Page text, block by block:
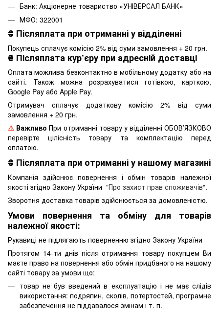
Банк: Акціонерне товариство «УНІВЕРСАЛ БАНК»
МФО: 322001
₴ Післяплата при отриманні у відділенні
Покупець сплачує комісію 2% від суми замовлення + 20 грн.
₴ Післяплата кур’єру при адресній доставці
Оплата можлива безконтактно в мобільному додатку або на
сайті. Також можна розрахуватися готівкою, карткою,
Google Pay або Apple Pay.
Отримувач сплачує додаткову комісію 2% від суми
замовлення + 20 грн.
⚠️ Важливо При отриманні товару у відділенні ОБОВ’ЯЗКОВО
перевірте цілісність товару та комплектацію перед
оплатою.
₴ Післяплата при отриманні у нашому магазині
Компанія здійснює повернення і обмін товарів належної
якості згідно Закону України "Про захист прав споживачів".
Зворотня доставка товарів здійснюється за домовленістю.
Умови повернення та обміну для товарів
належної якості:
Рукавиці не підлягають поверненню згідно Закону України
Протягом 14-ти днів після отримання товару покупцем Ви
маєте право на повернення або обмін придбаного на нашому
сайті товару за умови що:
товар не був введений в експлуатацію і не має слідів
використання: подряпин, сколів, потертостей, програмне
забезпечення не піддавалося змінам і т. п.